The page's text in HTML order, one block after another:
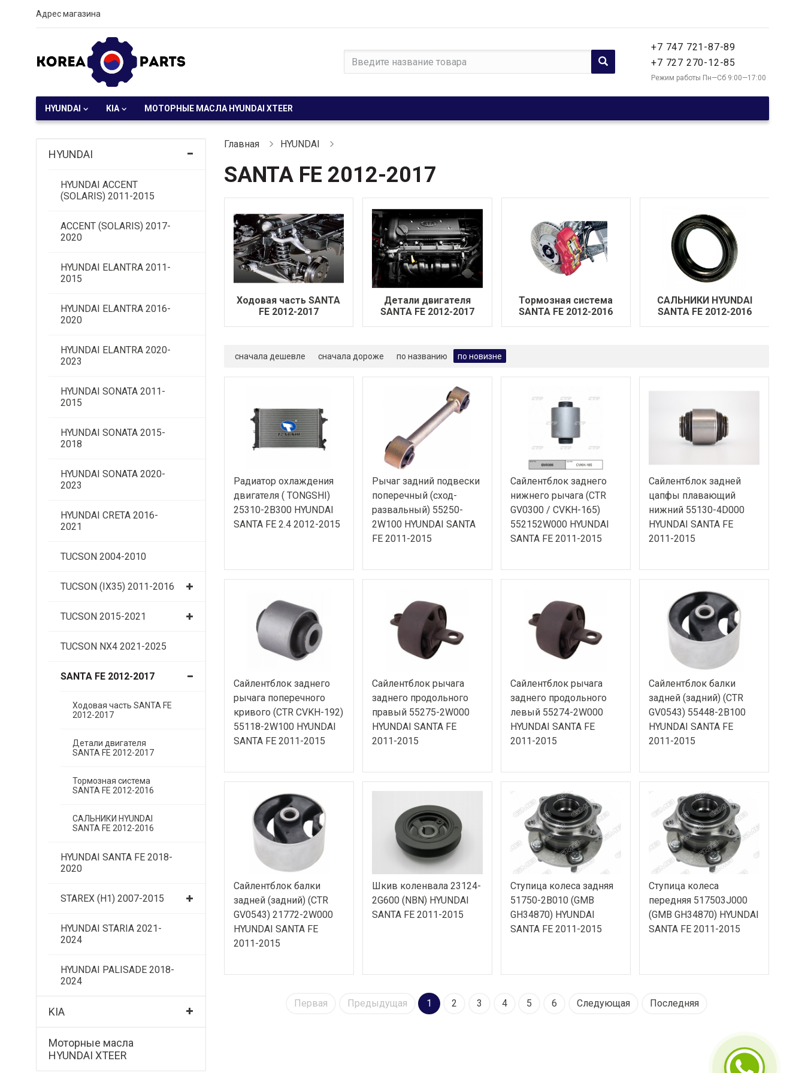
Адрес магазина
+7 747 721-87-89
+7 727 270-12-85
Режим работы Пн—Сб 9:00—17:00
HYUNDAI KIA МОТОРНЫЕ МАСЛА HYUNDAI XTEER
HYUNDAI
HYUNDAI ACCENT
(SOLARIS) 2011-2015
ACCENT (SOLARIS) 2017-
2020
HYUNDAI ELANTRA 2011-
2015
HYUNDAI ELANTRA 2016-
2020
HYUNDAI ELANTRA 2020-
2023
HYUNDAI SONATA 2011-
2015
HYUNDAI SONATA 2015-
2018
HYUNDAI SONATA 2020-
2023
HYUNDAI CRETA 2016-
2021
TUCSON 2004-2010
TUCSON (IX35) 2011-2016
TUCSON 2015-2021
TUCSON NX4 2021-2025
SANTA FE 2012-2017
Ходовая часть SANTA FE
2012-2017
Детали двигателя
SANTA FE 2012-2017
Тормозная система
SANTA FE 2012-2016
САЛЬНИКИ HYUNDAI
SANTA FE 2012-2016
HYUNDAI SANTA FE 2018-
2020
STAREX (H1) 2007-2015
HYUNDAI STARIA 2021-
2024
HYUNDAI PALISADE 2018-
2024
KIA
Моторные масла
HYUNDAI XTEER
Главная HYUNDAI
SANTA FE 2012-2017
Ходовая часть SANTA
FE 2012-2017
Детали двигателя
SANTA FE 2012-2017
Тормозная система
SANTA FE 2012-2016
САЛЬНИКИ HYUNDAI
SANTA FE 2012-2016
сначала дешевле сначала дороже по названию по новизне
Радиатор охлаждения
двигателя ( TONGSHI)
25310-2B300 HYUNDAI
SANTA FE 2.4 2012-2015
Рычаг задний подвески
поперечный (сход-
развальный) 55250-
2W100 HYUNDAI SANTA
FE 2011-2015
Сайлентблок заднего
нижнего рычага (CTR
GV0300 / CVKH-165)
552152W000 HYUNDAI
SANTA FE 2011-2015
Сайлентблок задней
цапфы плавающий
нижний 55130-4D000
HYUNDAI SANTA FE
2011-2015
Сайлентблок заднего
рычага поперечного
кривого (CTR CVKH-192)
55118-2W100 HYUNDAI
SANTA FE 2011-2015
Сайлентблок рычага
заднего продольного
правый 55275-2W000
HYUNDAI SANTA FE
2011-2015
Сайлентблок рычага
заднего продольного
левый 55274-2W000
HYUNDAI SANTA FE
2011-2015
Сайлентблок балки
задней (задний) (CTR
GV0543) 55448-2B100
HYUNDAI SANTA FE
2011-2015
Сайлентблок балки
задней (задний) (CTR
GV0543) 21772-2W000
HYUNDAI SANTA FE
2011-2015
Шкив коленвала 23124-
2G600 (NBN) HYUNDAI
SANTA FE 2011-2015
Ступица колеса задняя
51750-2B010 (GMB
GH34870) HYUNDAI
SANTA FE 2011-2015
Ступица колеса
передняя 517503J000
(GMB GH34870) HYUNDAI
SANTA FE 2011-2015
Первая Предыдущая 1 2 3 4 5 6 Следующая Последняя